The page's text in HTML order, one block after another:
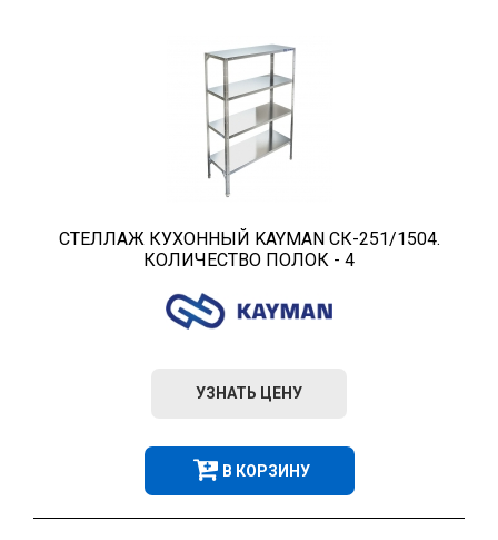
СТЕЛЛАЖ КУХОННЫЙ KAYMAN СК-251/1504.
КОЛИЧЕСТВО ПОЛОК - 4
УЗНАТЬ ЦЕНУ
В КОРЗИНУ